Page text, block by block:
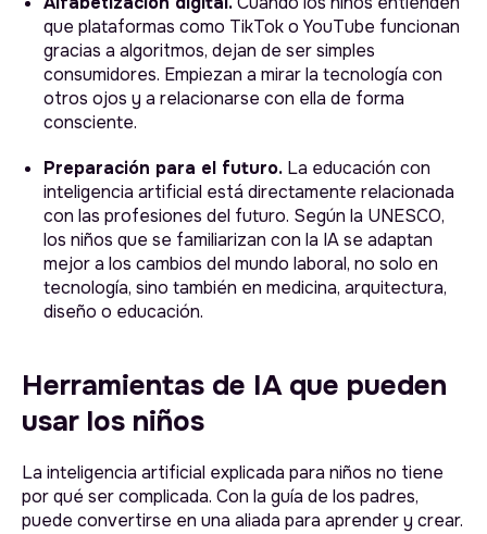
que plataformas como TikTok o YouTube funcionan
gracias a algoritmos, dejan de ser simples
consumidores. Empiezan a mirar la tecnología con
otros ojos y a relacionarse con ella de forma
consciente.
Preparación para el futuro. La educación con
inteligencia artificial está directamente relacionada
con las profesiones del futuro. Según la UNESCO,
los niños que se familiarizan con la IA se adaptan
mejor a los cambios del mundo laboral, no solo en
tecnología, sino también en medicina, arquitectura,
diseño o educación.
Herramientas de IA que pueden
usar los niños
La inteligencia artificial explicada para niños no tiene
por qué ser complicada. Con la guía de los padres,
puede convertirse en una aliada para aprender y crear.